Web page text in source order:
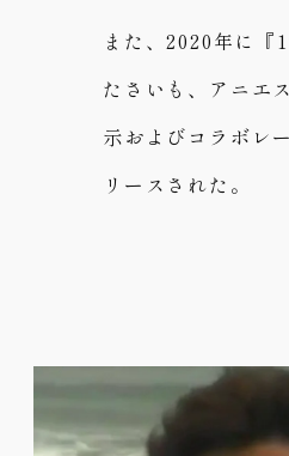
また、2020年に
たさいも、アニエ
示およびコラボレ
リースされた。